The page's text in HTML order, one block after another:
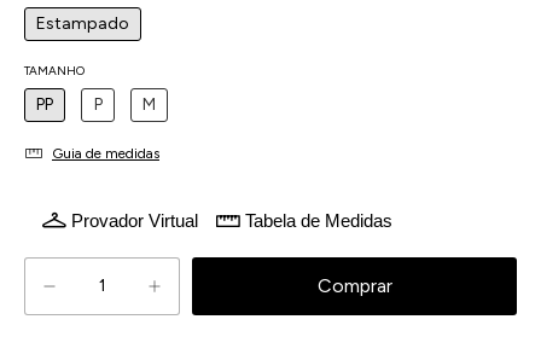
Estampado
TAMANHO
PP P M
Guia de medidas
Provador Virtual Tabela de Medidas